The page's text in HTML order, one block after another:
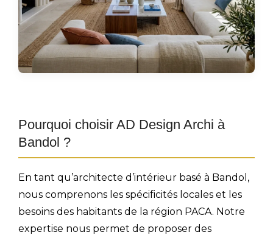
Pourquoi choisir AD Design Archi à
Bandol ?
En tant qu’architecte d’intérieur basé à Bandol,
nous comprenons les spécificités locales et les
besoins des habitants de la région PACA. Notre
expertise nous permet de proposer des